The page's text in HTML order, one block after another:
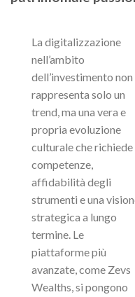
La digitalizzazione
nell’ambito
dell’investimento non
rappresenta solo un
trend, ma una vera e
propria evoluzione
culturale che richiede
competenze,
affidabilità degli
strumenti e una
strategica a lungo
termine. Le
piattaforme più
avanzate, come Zevs
Wealths, si pongono